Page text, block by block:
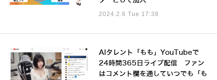
2024.2.6 Tue 17:38
AIタレント「もも」YouTubeで
24時間365日ライブ配信 ファン
はコメント欄を通していつでも「も